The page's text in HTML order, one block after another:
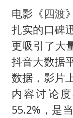
电影《四渡
扎实的口碑
更吸引了大
抖音大数据
数据，影片
内容讨论
55.2%，是